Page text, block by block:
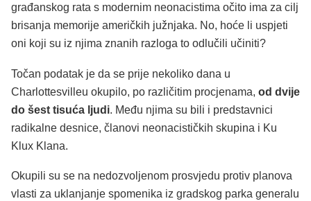
građanskog rata s modernim neonacistima očito ima za cilj
brisanja memorije američkih južnjaka. No, hoće li uspjeti
oni koji su iz njima znanih razloga to odlučili učiniti?
Točan podatak je da se prije nekoliko dana u
Charlottesvilleu okupilo, po različitim procjenama, od dvije
do šest tisuća ljudi. Među njima su bili i predstavnici
radikalne desnice, članovi neonacističkih skupina i Ku
Klux Klana.
Okupili su se na nedozvoljenom prosvjedu protiv planova
vlasti za uklanjanje spomenika iz gradskog parka generalu